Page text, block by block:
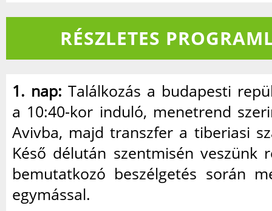
RÉSZLETES
1. nap: Találkozás a budapesti
a 10:40-kor induló, menetrend
Avivba, majd transzfer a tiberiasi
Késő délután szentmisén veszünk
bemutatkozó beszélgetés során
egymással.